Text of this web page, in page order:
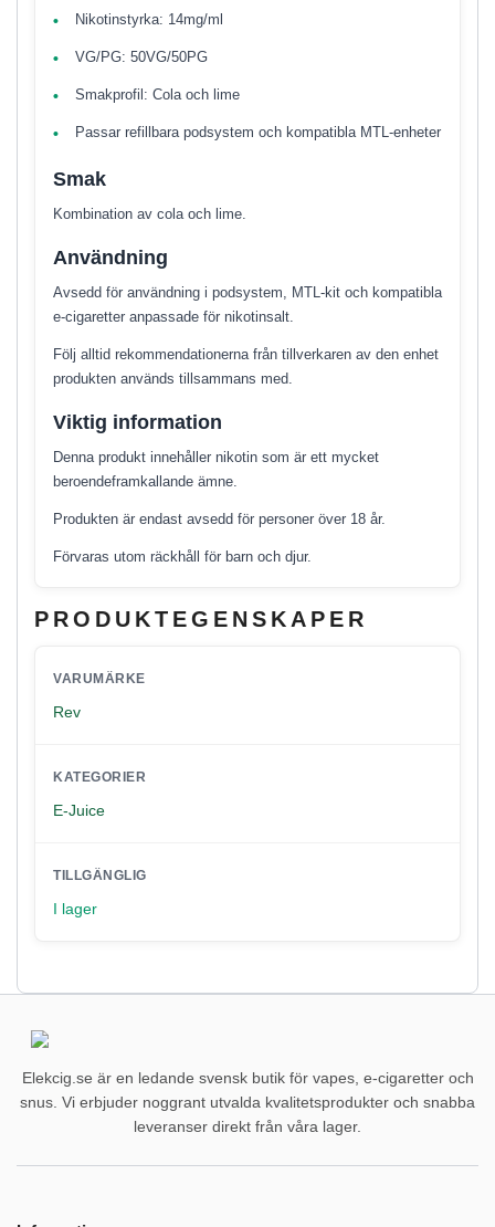
Nikotinstyrka: 14mg/ml
VG/PG: 50VG/50PG
Smakprofil: Cola och lime
Passar refillbara podsystem och kompatibla MTL-enheter
Smak
Kombination av cola och lime.
Användning
Avsedd för användning i podsystem, MTL-kit och kompatibla
e-cigaretter anpassade för nikotinsalt.
Följ alltid rekommendationerna från tillverkaren av den enhet
produkten används tillsammans med.
Viktig information
Denna produkt innehåller nikotin som är ett mycket
beroendeframkallande ämne.
Produkten är endast avsedd för personer över 18 år.
Förvaras utom räckhåll för barn och djur.
PRODUKTEGENSKAPER
VARUMÄRKE
Rev
KATEGORIER
E-Juice
TILLGÄNGLIG
I lager
Elekcig.se är en ledande svensk butik för vapes, e-cigaretter och
snus. Vi erbjuder noggrant utvalda kvalitetsprodukter och snabba
leveranser direkt från våra lager.